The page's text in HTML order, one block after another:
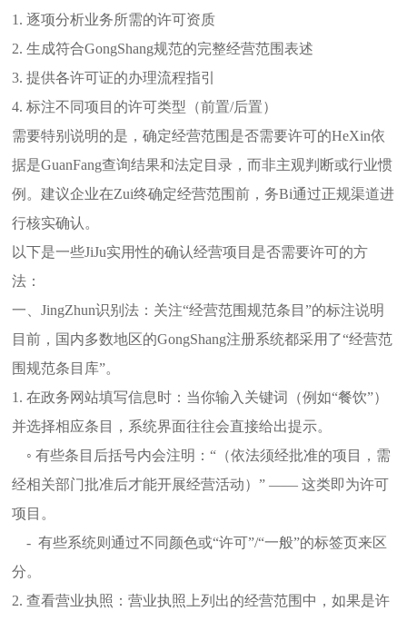
1. 逐项分析业务所需的许可资质
2. 生成符合GongShang规范的完整经营范围表述
3. 提供各许可证的办理流程指引
4. 标注不同项目的许可类型（前置/后置）
需要特别说明的是，确定经营范围是否需要许可的HeXin依
据是GuanFang查询结果和法定目录，而非主观判断或行业惯
例。建议企业在Zui终确定经营范围前，务Bi通过正规渠道进
行核实确认。
以下是一些JiJu实用性的确认经营项目是否需要许可的方
法：
一、JingZhun识别法：关注“经营范围规范条目”的标注说明
目前，国内多数地区的GongShang注册系统都采用了“经营范
围规范条目库”。
1. 在政务网站填写信息时：当你输入关键词（例如“餐饮”）
并选择相应条目，系统界面往往会直接给出提示。
◦ 有些条目后括号内会注明：“（依法须经批准的项目，需
经相关部门批准后才能开展经营活动）” —— 这类即为许可
项目。
- 有些系统则通过不同颜色或“许可”/“一般”的标签页来区
分。
2. 查看营业执照：营业执照上列出的经营范围中，如果是许